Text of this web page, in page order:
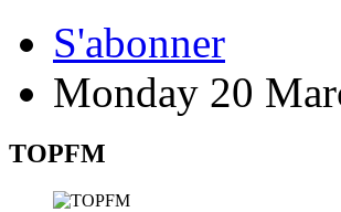
S'abonner
Monday 20
TOPFM